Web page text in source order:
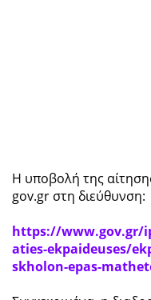
Η υποβολή της
gov.gr στη διεύθυνση:
https://www.gov.gr/
aties-ekpaideuses/
skholon-epas-